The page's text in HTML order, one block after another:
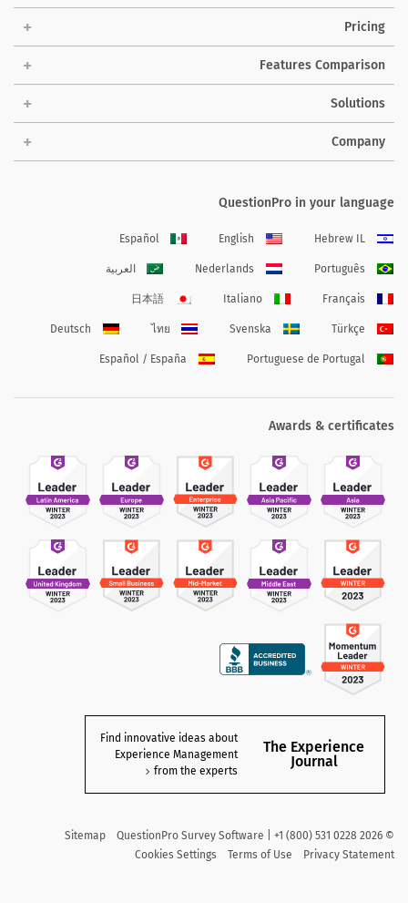
Pricing
Features Comparison
Solutions
Company
QuestionPro in your language
Hebrew IL
English
Español
Português
Nederlands العربية
Français
Italiano
日本語
Türkçe
Svenska
ไทย
Deutsch
Portuguese de Portugal
Español / España
Awards & certificates
The Experience
Journal
Find innovative ideas about
Experience Management
from the experts
©
2026
Sitemap
Privacy Statement
Terms of Use
Cookies Settings